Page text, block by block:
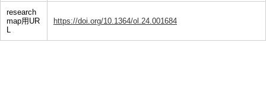
research
map用UR
L
https://doi.org/10.1364/ol.24.001684